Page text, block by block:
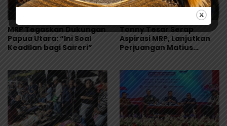
MRP Tegaskan Dukungan
Papua Utara: “Ini Soal
Keadilan bagi Saireri”
Tonny Tesar Serap
Aspirasi MRP, Lanjutkan
Perjuangan Matius
Masyarakat Adat